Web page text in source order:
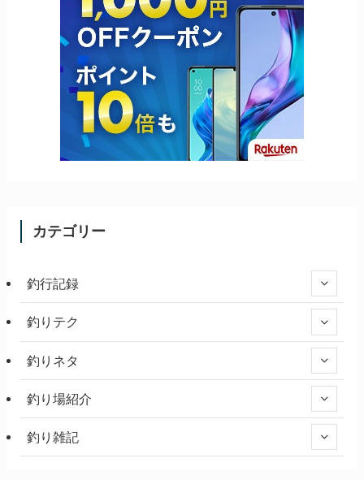
カテゴリー
釣行記録
釣りテク
釣りネタ
釣り場紹介
釣り雑記